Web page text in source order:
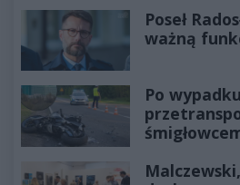
Poseł
ważną
Po